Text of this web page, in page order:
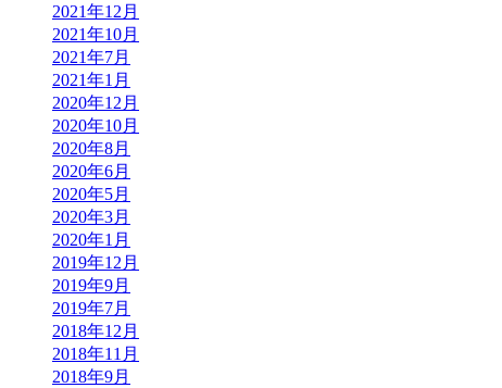
2021年12月
2021年10月
2021年7月
2021年1月
2020年12月
2020年10月
2020年8月
2020年6月
2020年5月
2020年3月
2020年1月
2019年12月
2019年9月
2019年7月
2018年12月
2018年11月
2018年9月